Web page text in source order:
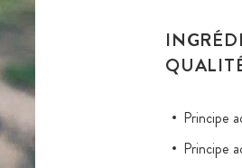
Principe
Principe